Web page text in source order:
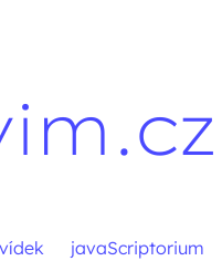
javaScriptorium